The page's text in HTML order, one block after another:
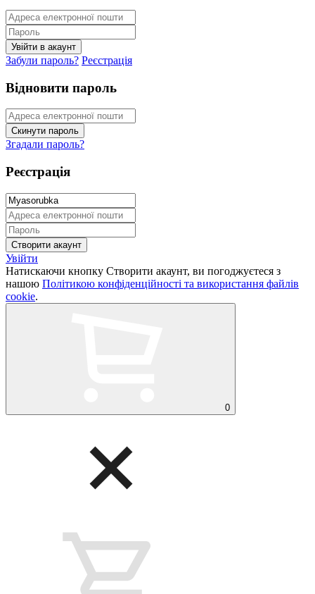
Забули пароль? Реєстрація
Відновити пароль
Згадали пароль?
Реєстрація
Увійти
Натискаючи кнопку Створити акаунт, ви погоджуєтеся з
нашою Політикою конфіденційності та використання файлів
cookie.
0